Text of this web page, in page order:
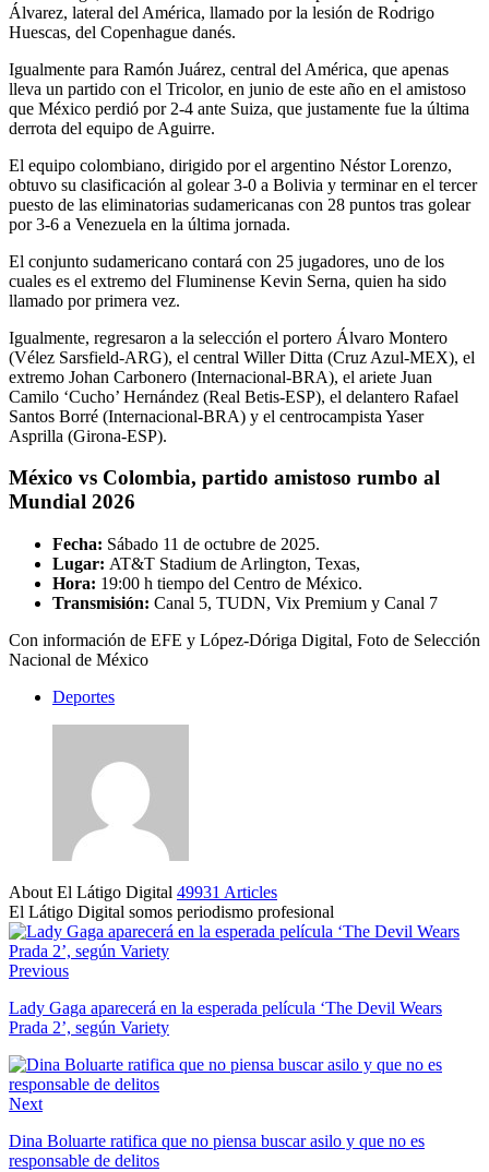
Álvarez, lateral del América, llamado por la lesión de Rodrigo
Huescas, del Copenhague danés.
Igualmente para Ramón Juárez, central del América, que apenas
lleva un partido con el Tricolor, en junio de este año en el amistoso
que México perdió por 2-4 ante Suiza, que justamente fue la última
derrota del equipo de Aguirre.
El equipo colombiano, dirigido por el argentino Néstor Lorenzo,
obtuvo su clasificación al golear 3-0 a Bolivia y terminar en el tercer
puesto de las eliminatorias sudamericanas con 28 puntos tras golear
por 3-6 a Venezuela en la última jornada.
El conjunto sudamericano contará con 25 jugadores, uno de los
cuales es el extremo del Fluminense Kevin Serna, quien ha sido
llamado por primera vez.
Igualmente, regresaron a la selección el portero Álvaro Montero
(Vélez Sarsfield-ARG), el central Willer Ditta (Cruz Azul-MEX), el
extremo Johan Carbonero (Internacional-BRA), el ariete Juan
Camilo ‘Cucho’ Hernández (Real Betis-ESP), el delantero Rafael
Santos Borré (Internacional-BRA) y el centrocampista Yaser
Asprilla (Girona-ESP).
México vs Colombia, partido amistoso rumbo al
Mundial 2026
Fecha: Sábado 11 de octubre de 2025.
Lugar: AT&T Stadium de Arlington, Texas,
Hora: 19:00 h tiempo del Centro de México.
Transmisión: Canal 5, TUDN, Vix Premium y Canal 7
Con información de EFE y López-Dóriga Digital, Foto de Selección
Nacional de México
Deportes
About El Látigo Digital 49931 Articles
El Látigo Digital somos periodismo profesional
Website
Facebook
Previous
Lady Gaga aparecerá en la esperada película ‘The Devil Wears
Prada 2’, según Variety
Next
Dina Boluarte ratifica que no piensa buscar asilo y que no es
responsable de delitos